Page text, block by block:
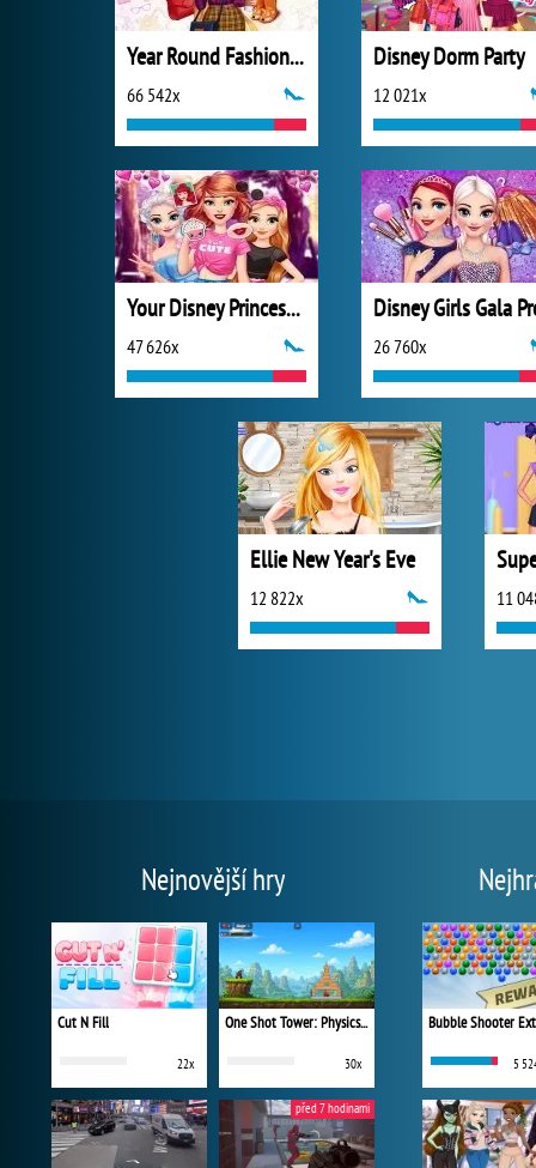
Year Round Fashionista: Rapunzel
66 542x
Disney Dorm Party
12 021x
Your Disney Princess Style
47 626x
Disney Girls Gala
26 760x
Ellie New Year's Eve
12 822x 11
Nejnovější hry
Cut N Fill
22x
One Shot Tower: Physics Destroyer
30x
před 7 hodinami
Bubble Shooter
5